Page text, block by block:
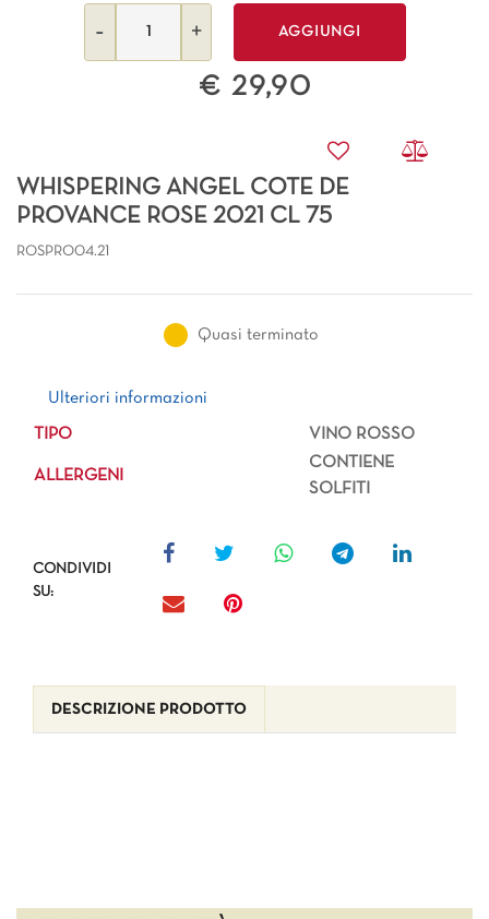
AGGIUNGI
€ 29,90
WHISPERING ANGEL COTE DE
PROVANCE ROSE 2021 CL 75
ROSPRO04.21
Quasi terminato
Ulteriori informazioni
Ulteriori informazioni
TIPO VINO ROSSO
ALLERGENI
CONTIENE
SOLFITI
CONDIVIDI
SU:
DESCRIZIONE PRODOTTO